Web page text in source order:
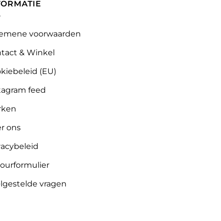
voorwaarden
& Winkel
(EU)
feed
ons
vragen